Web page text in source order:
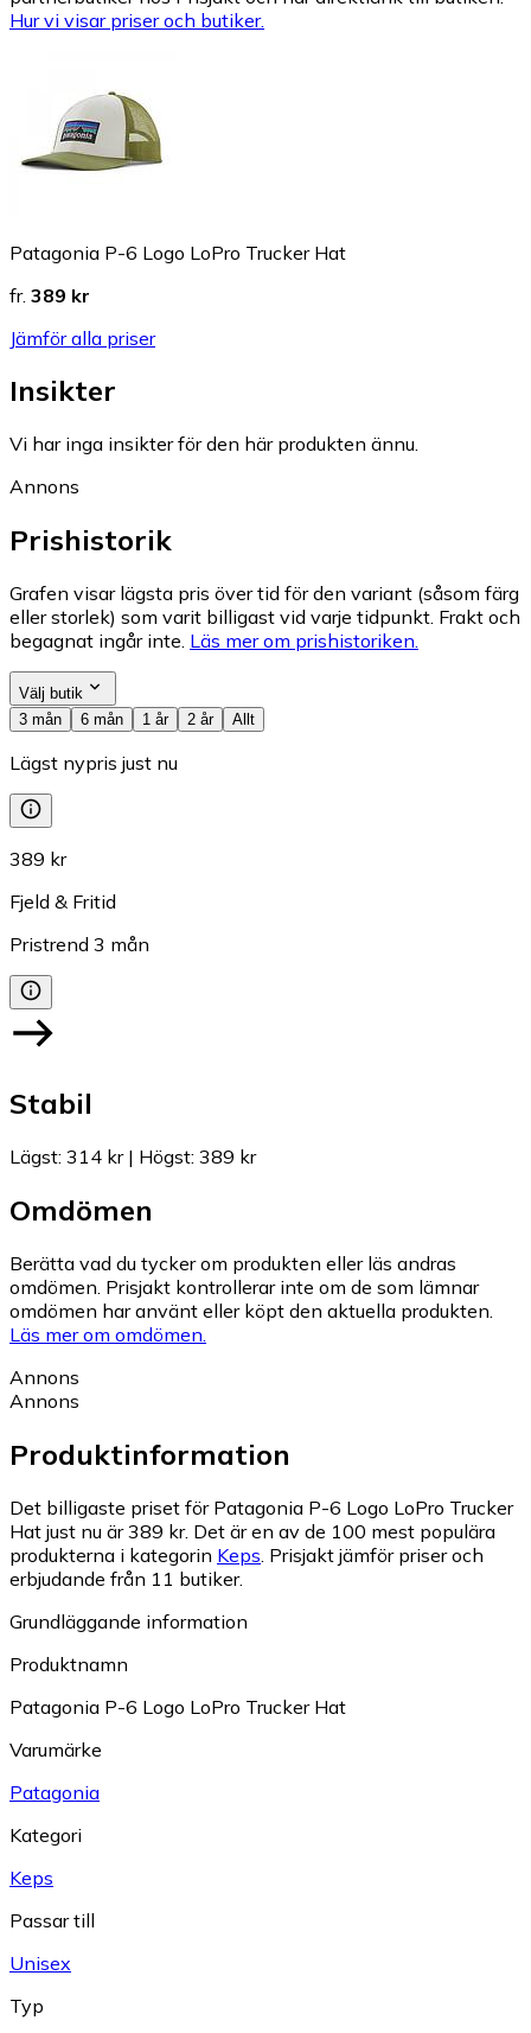
Hur vi visar priser och butiker.
Patagonia P-6 Logo LoPro Trucker Hat
fr. 389 kr
Jämför alla priser
Insikter
Vi har inga insikter för den här produkten ännu.
Annons
Prishistorik
Grafen visar lägsta pris över tid för den variant (såsom färg
eller storlek) som varit billigast vid varje tidpunkt. Frakt och
begagnat ingår inte. Läs mer om prishistoriken.
Välj butik
3 mån
6 mån 1 år 2 år Allt
Lägst nypris just nu
389 kr
Fjeld & Fritid
Pristrend 3 mån
Stabil
Lägst: 314 kr| Högst: 389 kr
Omdömen
Berätta vad du tycker om produkten eller läs andras
omdömen. Prisjakt kontrollerar inte om de som lämnar
omdömen har använt eller köpt den aktuella produkten.
Läs mer om omdömen.
Annons
Annons
Produktinformation
Det billigaste priset för Patagonia P-6 Logo LoPro Trucker
Hat just nu är 389 kr. Det är en av de 100 mest populära
produkterna i kategorin Keps Prisjakt jämför priser och
erbjudande från 11 butiker.
Grundläggande information
Produktnamn
Patagonia P-6 Logo LoPro Trucker Hat
Varumärke
Patagonia
Kategori
Keps
Passar till
Unisex
Typ